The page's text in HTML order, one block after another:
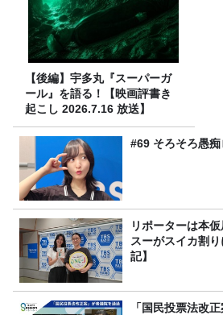
【後編】宇多丸『スーパーガ
ール』を語る！【映画評書き
起こし 2026.7.16 放送】
#69 そろそろ愚痴
リポーターは本
スーがスイカ割
記】
「国民投票法改